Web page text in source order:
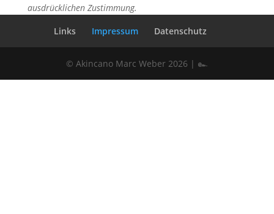
ausdrücklichen Zustimmung.
Links
Impressum Datenschutz
© Akincano Marc Weber 2026 | ๛